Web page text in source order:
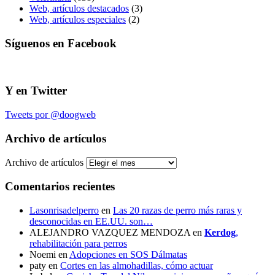
Web, artículos destacados (3)
Web, artículos especiales (2)
Síguenos en Facebook
Y en Twitter
Tweets por @doogweb
Archivo de artículos
Archivo de artículos
Comentarios recientes
Lasonrisadelperro en Las 20 razas de perro más raras y
desconocidas en EE.UU. son…
ALEJANDRO VAZQUEZ MENDOZA en Kerdog,
rehabilitación para perros
Noemi en Adopciones en SOS Dálmatas
paty en Cortes en las almohadillas, cómo actuar